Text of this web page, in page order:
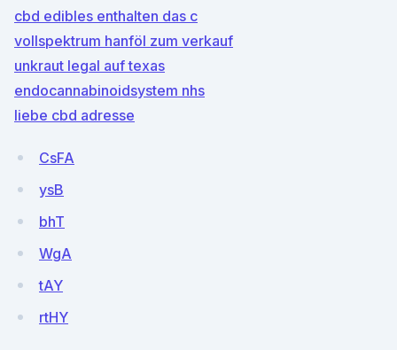
cbd edibles enthalten das c
vollspektrum hanföl zum verkauf
unkraut legal auf texas
endocannabinoidsystem nhs
liebe cbd adresse
CsFA
ysB
bhT
WgA
tAY
rtHY